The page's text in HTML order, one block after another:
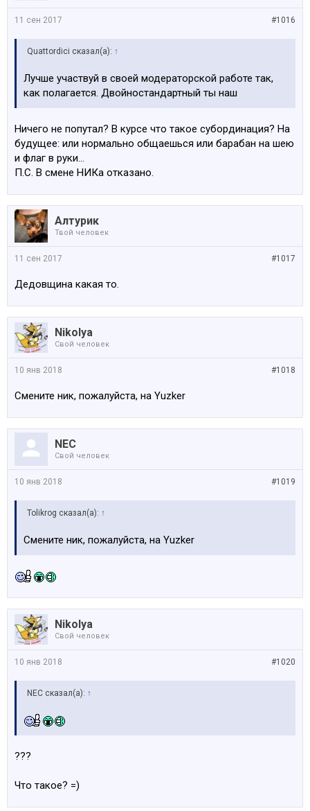
#1016
11 сен 2017
Quattordici сказал(а): ↑
Лучше участвуй в своей модераторской работе так,
как полагается. Двойностандартный ты наш
Ничего не попутал? В курсе что такое субординация? На
будущее: или нормально общаешься или барабан на шею
и флаг в руки...
П.С. В смене НИКа отказано.
Алтурик
Твой человек
#1017
11 сен 2017
Дедовщина какая то.
Nikolya
Свой человек
#1018
10 янв 2018
Смените ник, пожалуйста, на Yuzker
NEC
Свой человек
#1019
10 янв 2018
Tolikrog сказал(а): ↑
Смените ник, пожалуйста, на Yuzker
Nikolya
Свой человек
#1020
10 янв 2018
NEC сказал(а): ↑
???
Что такое? =)